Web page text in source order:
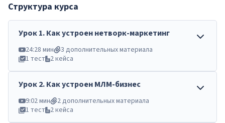
Структура курса
Урок1.Как устроен нетворк-маркетинг
24:28 мин
3 дополнительных материала
1 тест 2 кейса
Урок2.Как устроен МЛМ-бизнес
9:02 мин
2 дополнительных материала
1 тест 2 кейса